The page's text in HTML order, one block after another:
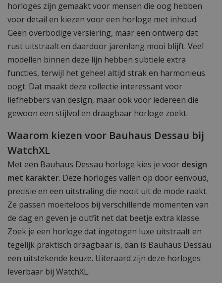
horloges zijn gemaakt voor mensen die oog hebben
voor detail en kiezen voor een horloge met inhoud.
Geen overbodige versiering, maar een ontwerp dat
rust uitstraalt en daardoor jarenlang mooi blijft. Veel
modellen binnen deze lijn hebben subtiele extra
functies, terwijl het geheel altijd strak en harmonieus
oogt. Dat maakt deze collectie interessant voor
liefhebbers van design, maar ook voor iedereen die
gewoon een stijlvol en draagbaar horloge zoekt.
Waarom kiezen voor Bauhaus Dessau bij
WatchXL
Met een Bauhaus Dessau horloge kies je voor design
met karakter. Deze horloges vallen op door eenvoud,
precisie en een uitstraling die nooit uit de mode raakt.
Ze passen moeiteloos bij verschillende momenten van
de dag en geven je outfit net dat beetje extra klasse.
Zoek je een horloge dat ingetogen luxe uitstraalt en
tegelijk praktisch draagbaar is, dan is Bauhaus Dessau
een uitstekende keuze. Uiteraard zijn deze horloges
leverbaar bij WatchXL.